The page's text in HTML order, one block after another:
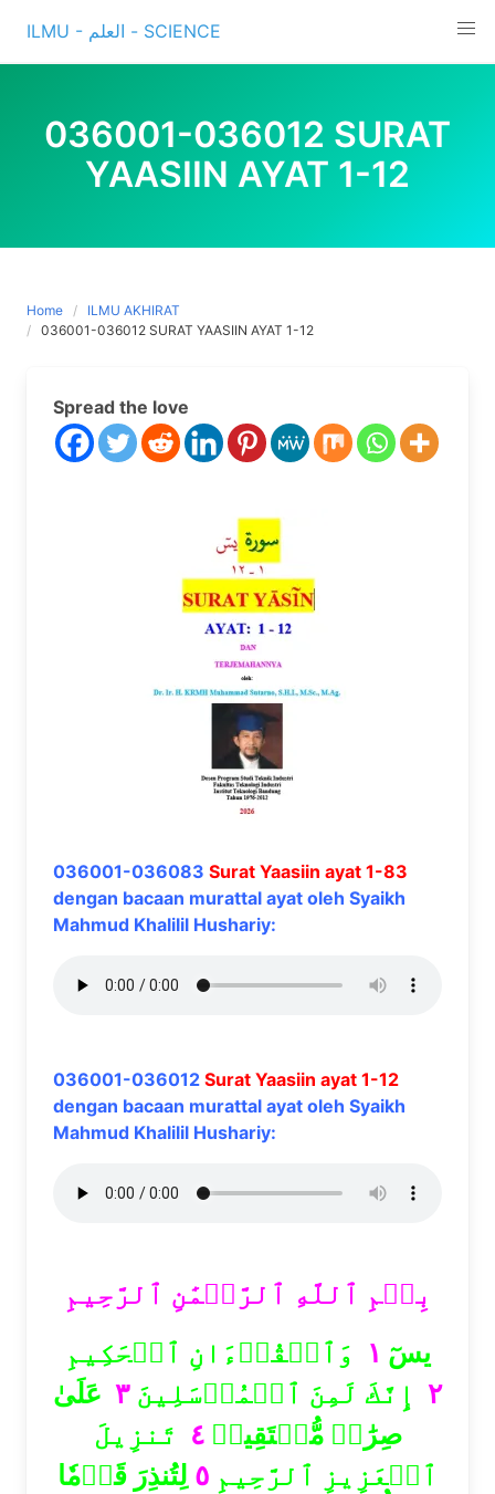
content
ILMU - العلم - SCIENCE
036001-036012 SURAT
YAASIIN AYAT 1-12
Home
ILMU AKHIRAT
036001-036012 SURAT YAASIIN AYAT 1-12
Spread the love
036001-036083 Surat Yaasiin ayat 1-83
dengan bacaan murattal ayat oleh Syaikh
Mahmud Khalilil Hushariy:
036001-036012 Surat Yaasiin ayat 1-12
dengan bacaan murattal ayat oleh Syaikh
Mahmud Khalilil Hushariy:
بِسۡمِ ٱللَّهِ ٱلرَّحۡمَٰنِ ٱلرَّحِيمِ
يسٓ ١ وَٱلۡقُرۡءَانِ ٱلۡحَكِيمِ
٢ إِنَّكَ لَمِنَ ٱلۡمُرۡسَلِينَ٣ عَلَىٰ
صِرَٰطٖ مُّسۡتَقِيمٖ٤ تَنزِيلَ
ٱلۡعَزِيزِ ٱلرَّحِيمِ ٥ لِتُنذِرَ قَوۡمٗا